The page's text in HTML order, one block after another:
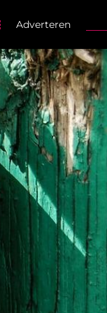
Adverteren